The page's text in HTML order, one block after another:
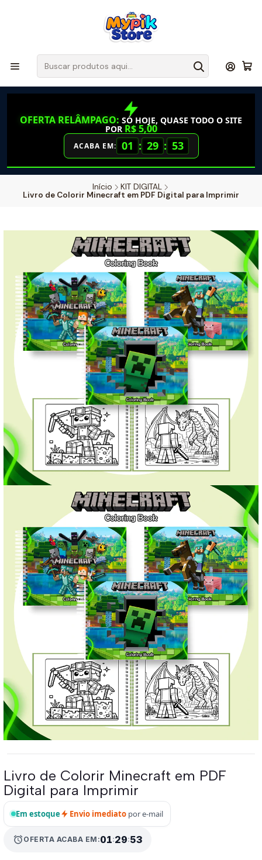
OFERTA RELÂMPAGO: SÓ HOJE, QUASE TODO O SITE
POR R$ 5,00
ACABA EM: 01 : 29 : 52
Início
KIT DIGITAL
Livro de Colorir Minecraft em PDF Digital para Imprimir
Livro de Colorir Minecraft em PDF
Digital para Imprimir
Em estoque Envio imediato por e-mail
alarmOFERTA ACABA EM:01:29:52